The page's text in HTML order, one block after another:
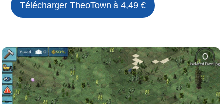
TéléchargerTheoTown à 4,49 €